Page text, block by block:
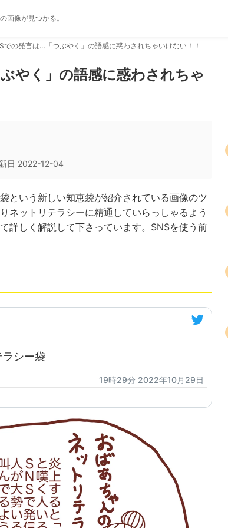
画像が見つかる。
での発言は…「つぶやく」の語感に惑わされちゃいけない！！
やく」の語感に惑わされちゃ
日 2022-12-04
という新しい知恵袋が紹介されている画像のツ
ネットリテラシーに精通していらっしゃるよう
詳しく解説して下さっています。SNSを使う前
シー袋
19時29分 2022年10月29日